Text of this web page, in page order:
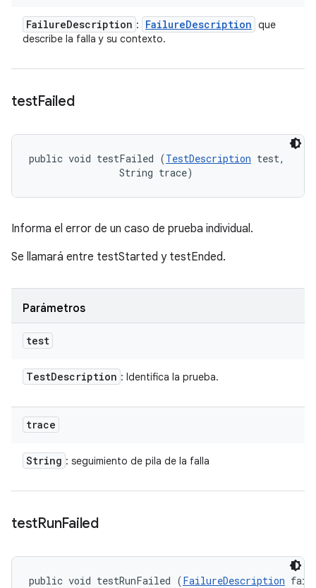
FailureDescription : FailureDescription que
describe la falla y su contexto.
testFailed
public void testFailed (TestDescription test,
                String trace)
Informa el error de un caso de prueba individual.
Se llamará entre testStarted y testEnded.
Parámetros
test
TestDescription : Identifica la prueba.
trace
String : seguimiento de pila de la falla
testRunFailed
public void testRunFailed (FailureDescription